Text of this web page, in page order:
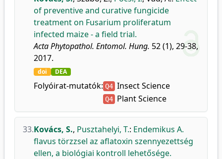
of preventive and curative fungicide
treatment on Fusarium proliferatum
infected maize - a field trial.
Acta Phytopathol. Entomol. Hung. 52 (1), 29-38,
2017.
doi DEA
Folyóirat-mutatók: Q4 Insect Science
Q4 Plant Science
33.Kovács, S., Pusztahelyi, T.: Endemikus A.
flavus törzzsel az aflatoxin szennyezettség
ellen, a biológiai kontroll lehetősége.